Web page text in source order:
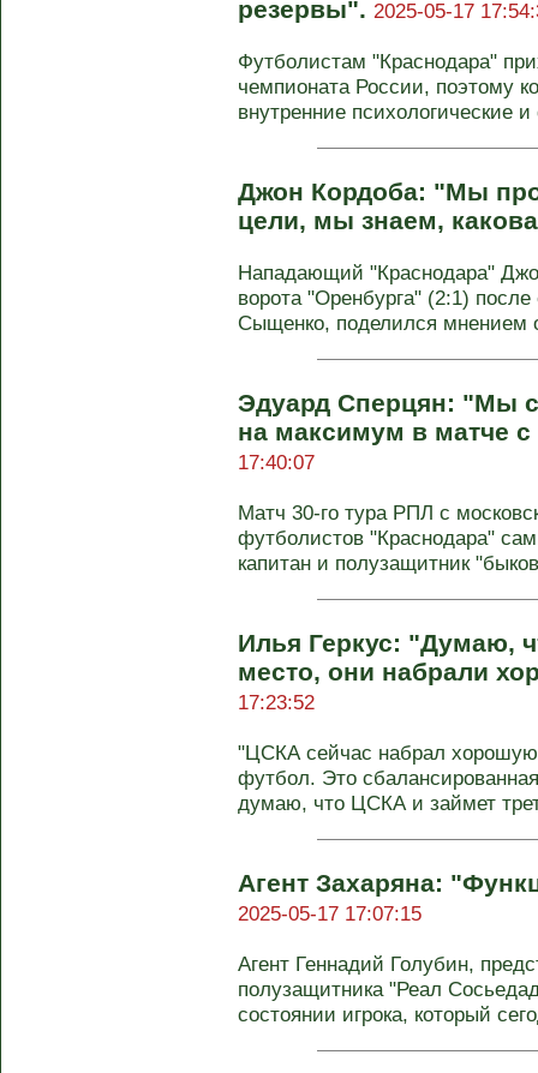
резервы". 2025-05-17
Футболистам "Краснодара"
чемпионата России, поэтому
внутренние психологические
Джон Кордоба: "Мы
цели, мы знаем,
Нападающий "Краснодара"
ворота "Оренбурга" (2:1)
Сыщенко, поделился мнением
Эдуард Сперцян: "Мы
на максимум в матче
17:40:07
Матч 30-го тура РПЛ с
футболистов "Краснодара"
капитан и полузащитник
Илья Геркус: "Думаю,
место, они набрали
17:23:52
"ЦСКА сейчас набрал
футбол. Это
думаю, что ЦСКА и займет
Агент Захаряна:
2025-05-17 17:07:15
Агент Геннадий Голубин,
полузащитника "Реал
состоянии игрока, который